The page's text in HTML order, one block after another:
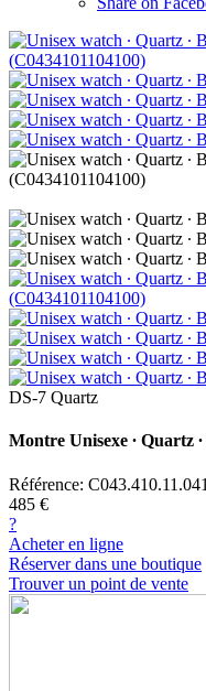
DS-7 Quartz
Montre Unisexe ∙ Quartz
Référence:
485 €
?
Acheter en ligne
Réserver dans une boutique
Trouver un point de vente